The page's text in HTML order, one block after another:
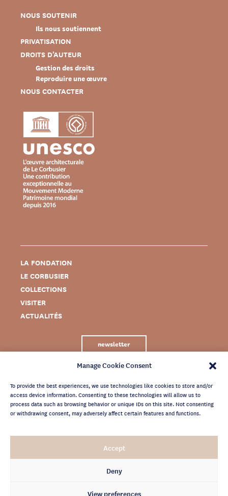
Manage Cookie Consent
To provide the best experiences, we use technologies like cookies to store and/or
access device information. Consenting to these technologies will allow us to
process data such as browsing behavior or unique IDs on this site. Not consenting
or withdrawing consent, may adversely affect certain features and functions.
Accept
Deny
View preferences
NOUS SOUTENIR
Ils nous soutiennent
PRIVATISATION
DROITS D’AUTEUR
Gestion des droits
Reproduire une œuvre
NOUS CONTACTER
LA FONDATION
LE CORBUSIER
COLLECTIONS
VISITER
ACTUALITÉS
newsletter
MENTIONS LÉGALES
CRÉDITS
POLITIQUE DE CONFIDENTIALITÉ
ARCHIVES NEWSLETTER